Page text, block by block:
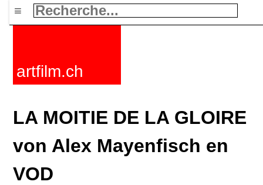
≡
artfilm.ch
LA MOITIE DE LA GLOIRE
von Alex Mayenfisch en
VOD